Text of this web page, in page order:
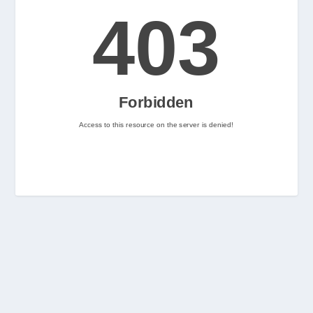
2
Nintenhype.Cat @nintenhype.cat
📅 Ja tenim aquí els
setmana? 👀